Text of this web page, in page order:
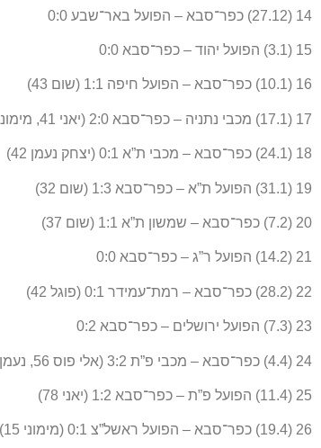
14 (27.12) כפר־סבא – הפועל באר־שבע 0:0
15 (3.1) הפועל יהוד – כפר־סבא 0:0
16 (10.1) כפר־סבא – הפועל חיפה 1:1 (שום 43)
17 (17.1) מכבי נתניה – כפר־סבא 2:0 (יאני 41, מימוני 75)
18 (24.1) כפר־סבא – מכבי ת”א 0:1 (יצחק נעמן 42)
19 (31.1) הפועל ת”א – כפר־סבא 1:3 (שום 32)
20 (7.2) כפר־סבא – שמשון ת”א 1:1 (שום 37)
21 (14.2) הפועל ר”ג – כפר־סבא 0:0
22 (28.2) כפר־סבא – רמת־עמידר 0:1 (פוגל 42)
23 (7.3) הפועל ירושלים – כפר־סבא 0:2
24 (4.4) כפר־סבא – מכבי פ”ת 3:2 (אלי פוס 56, נעמן 83)
25 (11.4) הפועל פ”ת – כפר־סבא 1:2 (יאני 78)
26 (19.4) כפר־סבא – הפועל ראשל”צ 0:1 (מימוני 15)